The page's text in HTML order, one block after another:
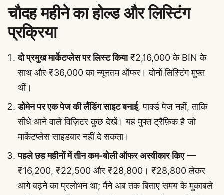
चौदह महीने का होल्ड और लिस्टिंग
प्रक्रिया
दो प्रमुख मार्केटप्लेस पर लिस्ट किया₹2,16,000 के BIN के
साथ और ₹36,000 का न्यूनतम ऑफर। दोनों लिस्टिंग मुफ्त
थीं।
डोमेन पर एक पेज की लैंडिंग साइट बनाई, पार्क्ड पेज नहीं, ताकि
सीधे आने वाले विज़िटर कुछ देखें। यह मुफ्त ट्रैफ़िक है जो
मार्केटप्लेस साइडबार नहीं दे सकता।
पहले छह महीनों में तीन कम-बोली ऑफर अस्वीकार किए—
₹16,200, ₹22,500 और ₹28,800। ₹28,800 लेकर
आगे बढ़ने का प्रलोभन था; मैंने अब तक बिताए समय के मुकाबले